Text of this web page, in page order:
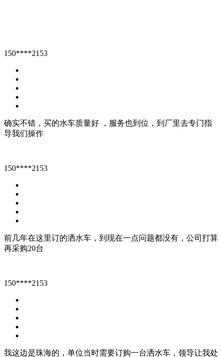
150****2153
确实不错，买的水车质量好 ，服务也到位，到厂里去专门指
导我们操作
150****2153
前几年在这里订的洒水车，到现在一点问题都没有，公司打算
再采购20台
150****2153
我这边是珠海的，单位当时需要订购一台洒水车，领导让我处